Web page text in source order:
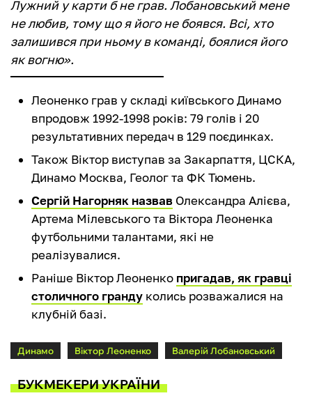
Лужний у карти б не грав. Лобановський мене
не любив, тому що я його не боявся. Всі, хто
залишився при ньому в команді, боялися його
як вогню».
Леоненко грав у складі київського Динамо
впродовж 1992-1998 років: 79 голів і 20
результативних передач в 129 поєдинках.
Також Віктор виступав за Закарпаття, ЦСКА,
Динамо Москва, Геолог та ФК Тюмень.
Сергій Нагорняк назвав Олександра Алієва,
Артема Мілевського та Віктора Леоненка
футбольними талантами, які не
реалізувалися.
Раніше Віктор Леоненко пригадав, як гравці
столичного гранду колись розважалися на
клубній базі.
Динамо Віктор Леоненко Валерій Лобановський
БУКМЕКЕРИ УКРАЇНИ